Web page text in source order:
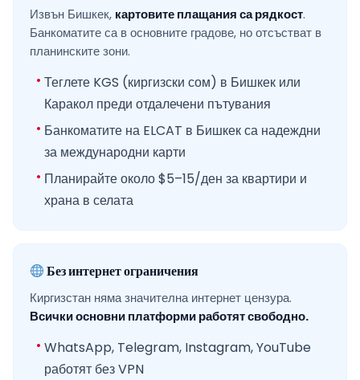
Извън Бишкек, картовите плащания са рядкост.
Банкоматите са в основните градове, но отсъстват в
планинските зони.
Теглете KGS (киргизски сом) в Бишкек или
Каракол преди отдалечени пътувания
Банкоматите на ELCAT в Бишкек са надеждни
за международни карти
Планирайте около $5–15/ден за квартири и
храна в селата
Без интернет ограничения
Киргизстан няма значителна интернет цензура.
Всички основни платформи работят свободно.
WhatsApp, Telegram, Instagram, YouTube
работят без VPN